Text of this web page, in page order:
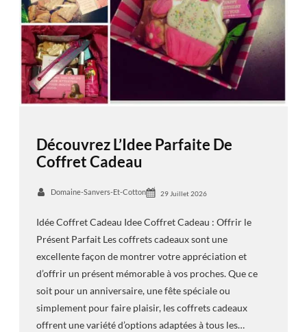
Découvrez L’Idee Parfaite De
Coffret Cadeau
Domaine-Sanvers-Et-Cotton 29 Juillet 2026
Idée Coffret Cadeau Idee Coffret Cadeau : Offrir le
Présent Parfait Les coffrets cadeaux sont une
excellente façon de montrer votre appréciation et
d’offrir un présent mémorable à vos proches. Que ce
soit pour un anniversaire, une fête spéciale ou
simplement pour faire plaisir, les coffrets cadeaux
offrent une variété d’options adaptées à tous les…